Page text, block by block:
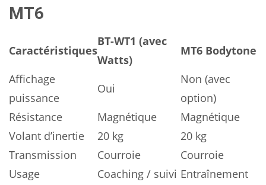
MT6
Caractéristiques
BT-WT1 (avec
Watts)
MT6 Bodytone
Affichage
puissance
Oui
Non (avec
option)
Résistance
Magnétique
Magnétique
Volant d’inertie
20 kg
20 kg
Transmission
Courroie
Courroie
Usage
Coaching / suivi Entraînement